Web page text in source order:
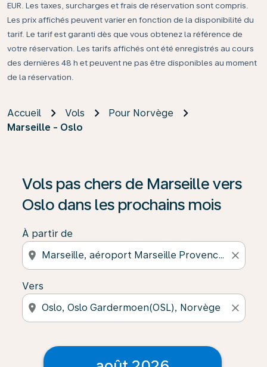
EUR. Les taxes, surcharges et frais de réservation sont compris.
Les prix affichés peuvent varier en fonction de la disponibilité du
tarif. Le tarif est garanti dès que vous obtenez la référence de
votre réservation. Les tarifs affichés ont été enregistrés au cours
des dernières 48 h et peuvent ne pas être disponibles au moment
de la réservation.
Accueil Vols
Pour Norvège
Marseille - Oslo
Vols pas chers de Marseille vers
Oslo dans les prochains mois
À partir de
location_on close
Vers
location_on close